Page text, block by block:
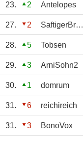
23. 2 Antelopes
27. 2 SaftigerBroiler
28. 5 Tobsen
29. 3 ArniSohn2
30. 1 domrum
31. 6 reichireich
31. 3 BonoVox